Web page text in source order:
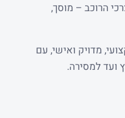
הרוכב – מוסך,
מדויק ואישי, עם
ועד למסירה.